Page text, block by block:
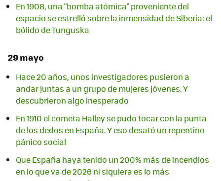
En 1908, una "bomba atómica" proveniente del
espacio se estrelló sobre la inmensidad de Siberia: el
bólido de Tunguska
29 mayo
Hace 20 años, unos investigadores pusieron a
andar juntas a un grupo de mujeres jóvenes. Y
descubrieron algo inesperado
En 1910 el cometa Halley se pudo tocar con la punta
de los dedos en España. Y eso desató un repentino
pánico social
Que España haya tenido un 200% más de incendios
en lo que va de 2026 ni siquiera es lo más